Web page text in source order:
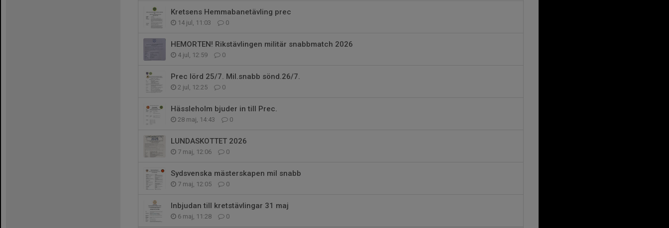
Kretsens Hemmabanetävling prec
14 jul, 11:03 0
HEMORTEN! Rikstävlingen militär snabbmatch 2026
4 jul, 12:59 0
Prec lörd 25/7. Mil.snabb sönd.26/7.
2 jul, 12:25 0
Hässleholm bjuder in till Prec.
28 maj, 14:43 0
LUNDASKOTTET 2026
7 maj, 12:06 0
Sydsvenska mästerskapen mil snabb
7 maj, 12:05 0
Inbjudan till kretstävlingar 31 maj
6 maj, 11:28 0